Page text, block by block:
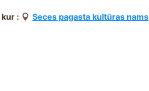
kur : Seces pagasta kultūras nams